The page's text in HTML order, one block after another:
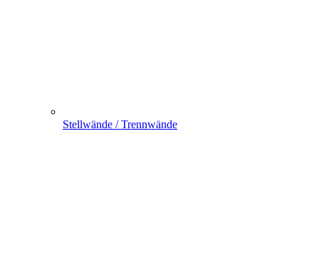
Stellwände / Trennwände